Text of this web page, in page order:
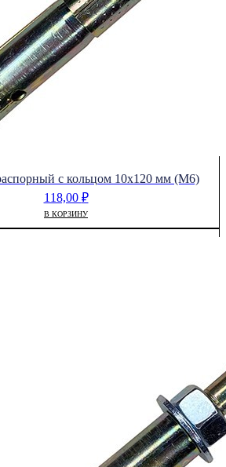
с кольцом 10х120 мм (М6)
118,00 ₽
В КОРЗИНУ